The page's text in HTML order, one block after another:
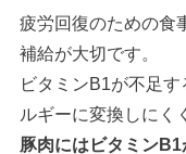
疲労回復のための食
補給が大切です。
ビタミンB1が不足
ルギーに変換しにく
豚肉にはビタミン